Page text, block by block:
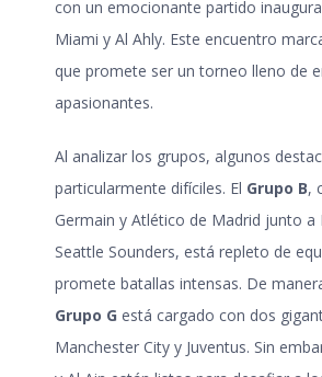
con un emocionante partido
Miami y Al Ahly. Este encuentro
que promete ser un torneo lleno de
apasionantes.
Al analizar los grupos, algunos
particularmente difíciles. El Grupo B,
Germain y Atlético de Madrid junto
Seattle Sounders, está repleto de
promete batallas intensas. De
Grupo G está cargado con dos
Manchester City y Juventus. Sin